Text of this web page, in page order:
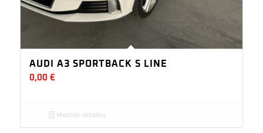
AUDI A3 SPORTBACK S LINE
0,00 €
Mostrar detalles